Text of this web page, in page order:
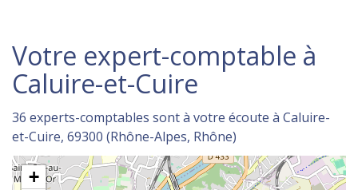
Votre expert-comptable à
Caluire-et-Cuire
36 experts-comptables sont à votre écoute à Caluire-
et-Cuire, 69300 (Rhône-Alpes, Rhône)
+